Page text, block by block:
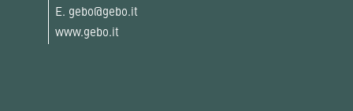
E. gebo@gebo.it
www.gebo.it